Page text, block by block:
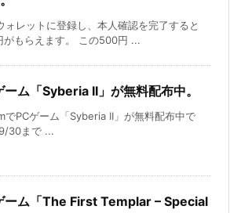
ォレットに登録し、本人確認を完了すると
がもらえます。 この500円 ...
ーム「Syberia II」が無料配布中。
でPCゲーム「Syberia II」が無料配布中で
30まで ...
ーム「The First Templar – Special